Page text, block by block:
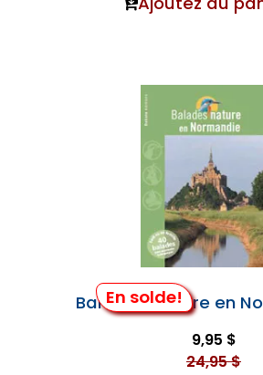
En solde!
Balades Nature en
9,95 $
24,95 $